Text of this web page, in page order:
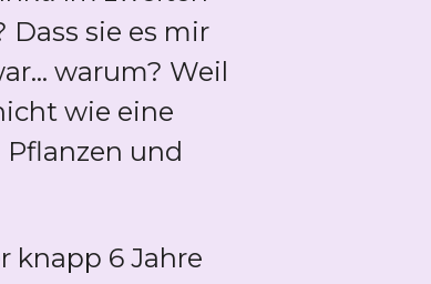
sie es mir
warum? Weil
wie eine
und
knapp 6 Jahre